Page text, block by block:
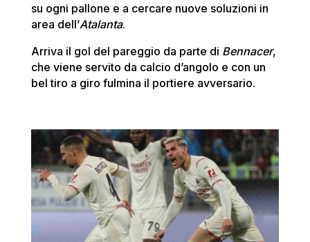
su ogni pallone e a cercare nuove soluzioni in
area dell’Atalanta.
Arriva il gol del pareggio da parte di Bennacer,
che viene servito da calcio d’angolo e con un
bel tiro a giro fulmina il portiere avversario.